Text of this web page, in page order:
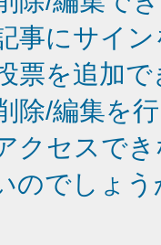
事にサイ
票を追加
除/編集を
クセスで
のでしょう